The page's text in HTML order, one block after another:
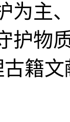
为主
护物
籍